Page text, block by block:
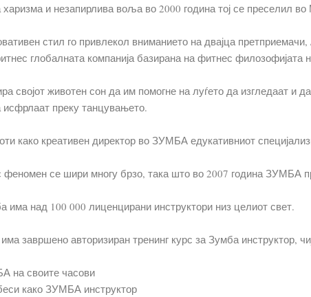
и незапирлива воља во 2000 година тој се преселил
стил го привлекол вниманието на двајца
глобалната компанија базирана на фитнес филозофијата
својот животен сон да им помогне на луѓето да изгледаат
исфрлаат преку танцувањето.
како креативен директор во ЗУМБА едукативниот
феномен се шири многу брзо, така што во 2007 година ЗУМБА
има над 100 000 лиценцирани инструктори низ целиот свет.
има завршено авторизиран тренинг курс за Зумба
на своите часови
како ЗУМБА инструктор